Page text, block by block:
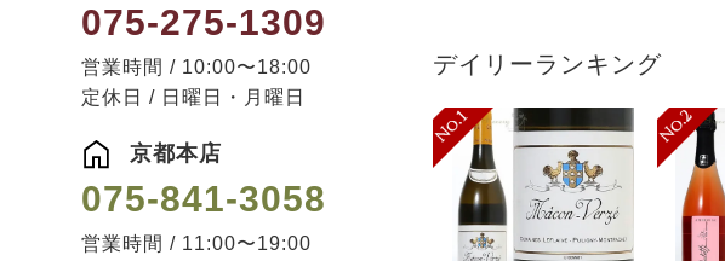
075-275-1309
営業時間 / 10:00〜18:00
定休日 / 日曜日・月曜日
京都本店
075-841-3058
営業時間 / 11:00〜19:00
デイリーランキング